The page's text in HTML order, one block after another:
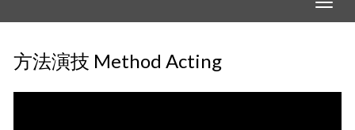
方法演技 Method Acting